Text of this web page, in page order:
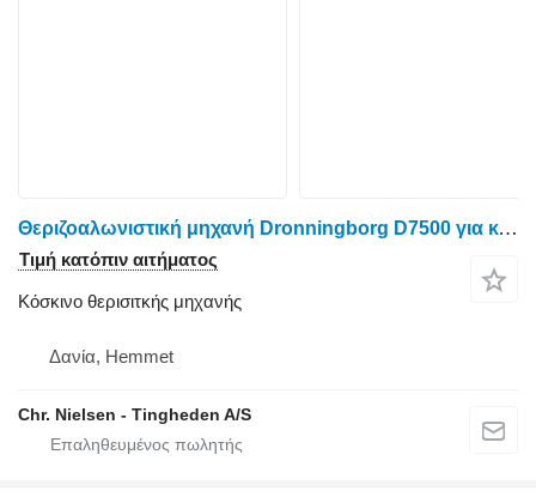
Θεριζοαλωνιστική μηχανή Dronningborg D7500 για κόσκινο θερισιτκής μηχανής
Τιμή κατόπιν αιτήματος
Κόσκινο θερισιτκής μηχανής
Δανία, Hemmet
Chr. Nielsen - Tingheden A/S